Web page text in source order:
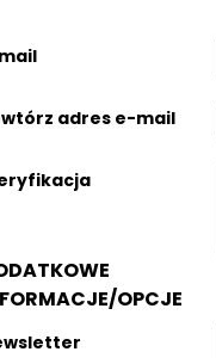
adres e-mail
OPCJE